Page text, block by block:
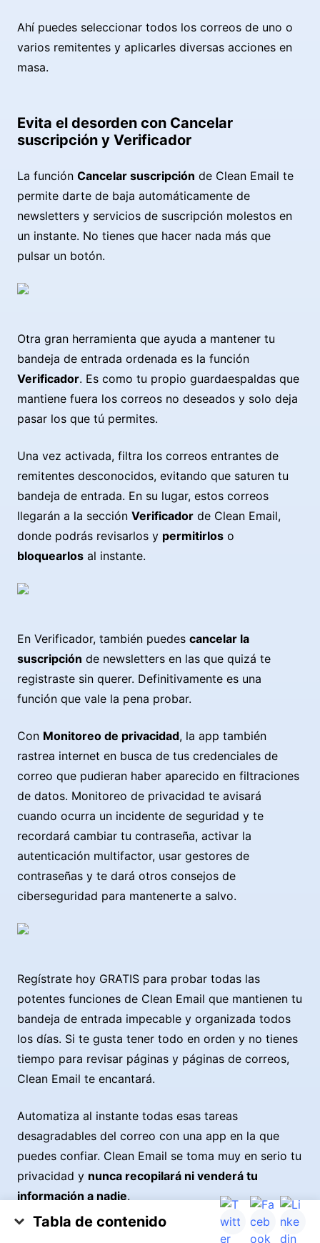
Tabla de contenido
Cómo eliminar todos los correos a la vez en el
Ahí puedes seleccionar todos los correos de uno o
varios remitentes y aplicarles diversas acciones en
masa.
Evita el desorden con Cancelar
suscripción y Verificador
La función Cancelar suscripción de Clean Email te
permite darte de baja automáticamente de
newsletters y servicios de suscripción molestos en
un instante. No tienes que hacer nada más que
pulsar un botón.
Otra gran herramienta que ayuda a mantener tu
bandeja de entrada ordenada es la función
Verificador. Es como tu propio guardaespaldas que
mantiene fuera los correos no deseados y solo deja
pasar los que tú permites.
Una vez activada, filtra los correos entrantes de
remitentes desconocidos, evitando que saturen tu
bandeja de entrada. En su lugar, estos correos
llegarán a la sección Verificador de Clean Email,
donde podrás revisarlos y permitirlos o
bloquearlos al instante.
En Verificador, también puedes cancelar la
suscripción de newsletters en las que quizá te
registraste sin querer. Definitivamente es una
función que vale la pena probar.
Con Monitoreo de privacidad, la app también
rastrea internet en busca de tus credenciales de
correo que pudieran haber aparecido en filtraciones
de datos. Monitoreo de privacidad te avisará
cuando ocurra un incidente de seguridad y te
recordará cambiar tu contraseña, activar la
autenticación multifactor, usar gestores de
contraseñas y te dará otros consejos de
ciberseguridad para mantenerte a salvo.
Regístrate hoy GRATIS para probar todas las
potentes funciones de Clean Email que mantienen tu
bandeja de entrada impecable y organizada todos
los días. Si te gusta tener todo en orden y no tienes
tiempo para revisar páginas y páginas de correos,
Clean Email te encantará.
Automatiza al instante todas esas tareas
desagradables del correo con una app en la que
puedes confiar. Clean Email se toma muy en serio tu
privacidad y nunca recopilará ni venderá tu
información a nadie.